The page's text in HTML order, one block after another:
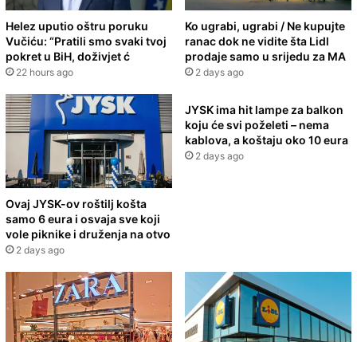
Helez uputio oštru poruku
Vučiću: “Pratili smo svaki tvoj
pokret u BiH, doživjet ć
22 hours ago
Ko ugrabi, ugrabi / Ne kupujte
ranac dok ne vidite šta Lidl
prodaje samo u srijedu za MA
2 days ago
Ovaj JYSK-ov roštilj košta
samo 6 eura i osvaja sve koji
vole piknike i druženja na otvo
2 days ago
JYSK ima hit lampe za balkon
koju će svi poželeti – nema
kablova, a koštaju oko 10 eura
2 days ago